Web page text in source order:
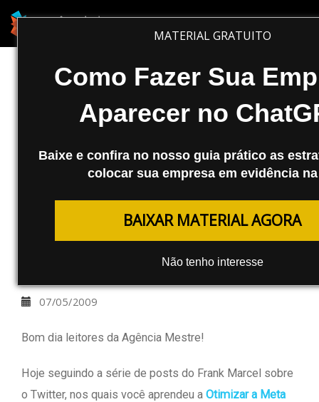
MATERIAL GRATUITO
Como Fazer Sua
Aparecer no
Baixe e confira no nosso guia prático as
colocar sua empresa em evidência
BAIXAR MATERIAL AGORA
Não tenho interesse
REDES SOCIAIS
ReTweet
Para se conseguir um buzz através do
seguidores (followers) que propaguem a
sua idéia. Confira neste artigo algumas
dicas e estudos de como conseguir mais
ReTweets e assim aumentar o número de
seguidores e visitas no seu site.
07/05/2009
Bom dia leitores da Agência Mestre!
Hoje seguindo a série de posts do Frank Marcel sobre
o Twitter, nos quais você aprendeu a Otimizar a Meta